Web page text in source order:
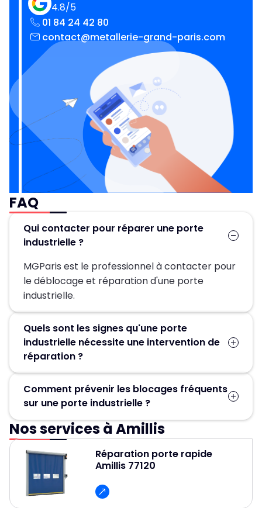
4.8/5
01 84 24 42 80
contact@metallerie-grand-paris.com
FAQ
Qui contacter pour réparer une porte
industrielle ?
MGParis est le professionnel à contacter pour
le déblocage et réparation d'une porte
industrielle.
Quels sont les signes qu'une porte
industrielle nécessite une intervention de
réparation ?
difficulté à manœuvrer la porte ou blocage
total ? Ce sont les signes qu’une réparation
est nécessaire. Contactez MGParis au 01 84 24
42 80 pour un diagnostic précis et un
dépannage rapide et efficace de votre porte
industrielle à Amillis.
Comment prévenir les blocages fréquents
sur une porte industrielle ?
Pour éviter les blocages, un entretien régulier
est essentiel. Cela passe par le nettoyage, la
lubrification des pièces mobiles et une
inspection fréquente pour repérer les petits
dommages avant qu’ils ne deviennent graves.
Assurez-vous aussi que les pièces de rechange
Nos services à Amillis
Réparation porte rapide
Amillis 77120